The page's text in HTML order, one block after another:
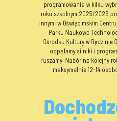
programowania w kilku
roku szkolnym 2025/2026
innymi w Oświęcimskim
Parku Naukowo
Ośrodku Kultury w Będzinie
odpalamy silniki i
ruszamy! Nabór na kolejny
maksymalnie 12-14